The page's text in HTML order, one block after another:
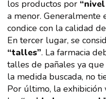
los productos por
a menor. Generalmente
condice con la calidad
En tercer lugar, se
“talles”. La farmacia
talles de pañales ya
la medida buscada, no
Por último, la